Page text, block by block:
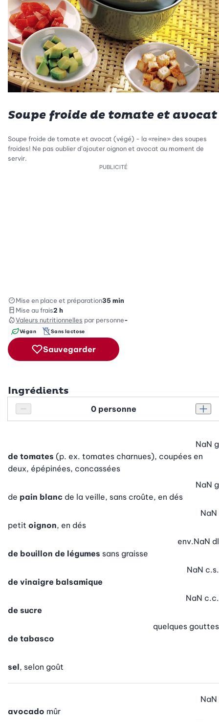
Soupe froide de tomate et avocat
Soupe froide de tomate et avocat (végé) - la «reine» des soupes
froides! Ne pas oublier d’ajouter oignon et avocat au moment de
servir.
PUBLICITÉ
Mise en place et préparation35 min
Mise au frais2 h
Valeurs nutritionnelles par personne-
Végan Sans lactose
Sauvegarder
Ingrédients
Réduire le nombre de personnes
Personnes
de tomates (p. ex. tomates charnues), coupées en
deux, épépinées, concassées
NaN g
de pain blanc de la veille, sans croûte, en dés
NaN g
petit oignon, en dés
NaN
de bouillon de légumes sans graisse
env.NaN dl
de vinaigre balsamique
NaN c.s.
de sucre
NaN c.c.
de tabasco
quelques gouttes
sel, selon goût
avocado mûr
NaN